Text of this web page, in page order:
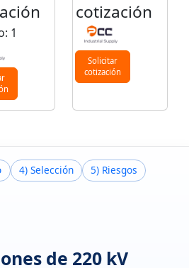
1
cotización
Solicitar
cotización
4) Selección
5) Riesgos
de 220 kV